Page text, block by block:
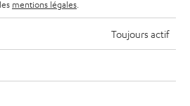
de fautes de frappe et d’autres
mentions légales
Toujours actif